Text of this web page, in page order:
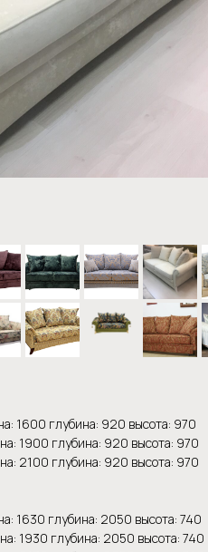
1600 глубина: 920 высота: 970
1900 глубина: 920 высота: 970
2100 глубина: 920 высота: 970
1630 глубина: 2050 высота: 740
1930 глубина: 2050 высота: 740